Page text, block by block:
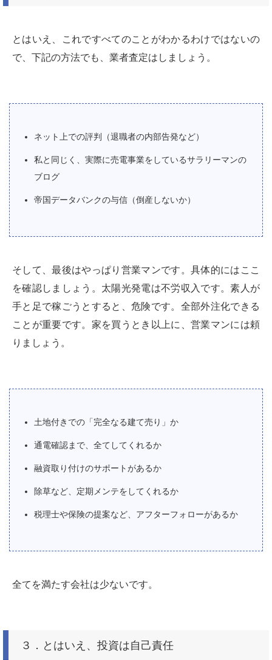
とはいえ、これですべてのことがわかるわけではないの
で、下記の方法でも、業者査定はしましょう。
ネット上での評判（退職者の内部告発など）
私と同じく、実際に売電事業をしているサラリーマンの
ブログ
帝国データバンクの与信（倒産しないか）
そして、最後はやっぱり営業マンです。具体的にはここ
を確認しましょう。太陽光発電は不労収入です。素人が
手と足で稼ごうとすると、危険です。全部外注化できる
ことが重要です。家を買うとき以上に、営業マンには頼
りましょう。
土地付きでの「完全なる建て売り」か
通電確認まで、全てしてくれるか
融資取り付けのサポートがあるか
除草など、定期メンテをしてくれるか
税理士や保険の提案など、アフターフォローがあるか
全てを満たす会社は少ないです。
３．とはいえ、投資は自己責任